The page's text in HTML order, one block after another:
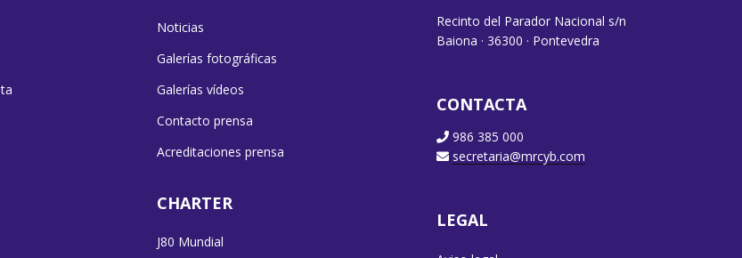
Noticias
Galerías fotográficas
Galerías vídeos
Contacto prensa
Acreditaciones prensa
CHARTER
J80 Mundial
Recinto del Parador Nacional s/n
Baiona · 36300 · Pontevedra
CONTACTA
986 385 000
secretaria@mrcyb.com
LEGAL